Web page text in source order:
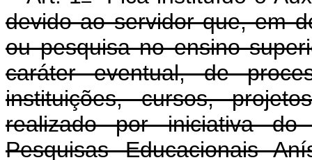
devido ao servidor que, em
ou pesquisa no ensino
caráter eventual, de
instituições, cursos,
realizado por iniciativa
Pesquisas Educacionais